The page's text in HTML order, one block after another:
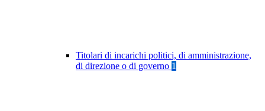
Titolari di incarichi politici, di amministrazione,
di direzione o di governo 1